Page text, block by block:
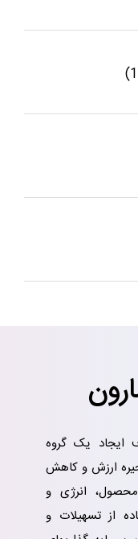
سال 1401 با هدف ایجاد یک گروه
ارزش و کاهش
انرژی و
از تسهیلات و